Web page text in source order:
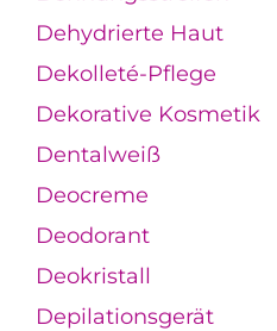
Dehydrierte Haut
Dekolleté-Pflege
Dekorative Kosmetik
Dentalweiß
Deocreme
Deodorant
Deokristall
Depilationsgerät